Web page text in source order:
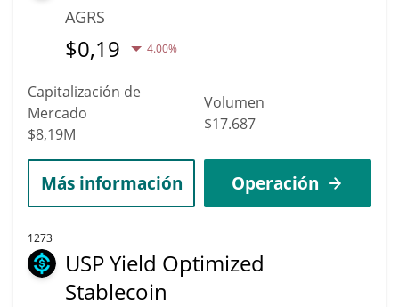
AGRS
$0,19 4.00%
Capitalización de
Mercado
$8,19M
Volumen
$17.687
Más información Operación
1273
USP Yield Optimized
Stablecoin